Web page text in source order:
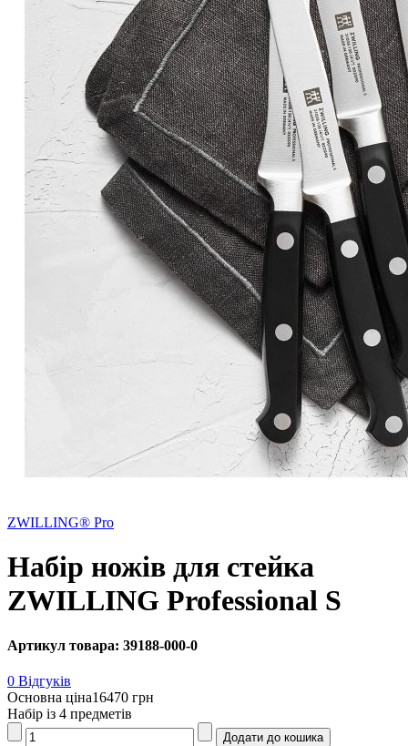
ZWILLING® Pro
Набір ножів для стейка
ZWILLING Professional S
Артикул товара: 39188-000-0
0 Відгуків
Основна ціна16470 грн
Набір із 4 предметів